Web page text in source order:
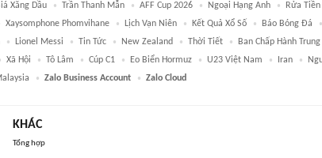
Xăng Dầu Trần Thanh Mẫn AFF Cup 2026 Ngoại Hạng Anh Rửa Tiền
Xaysomphone Phomvihane Lịch Vạn Niên Kết Quả Xổ Số Báo Bóng Đá
Lionel Messi Tin Tức New Zealand Thời Tiết Ban Chấp Hành
Xã Hội Tô Lâm Cúp C1 Eo Biển Hormuz U23 Việt Nam Iran
Zalo Business Account Zalo Cloud
KHÁC
Tổng hợp